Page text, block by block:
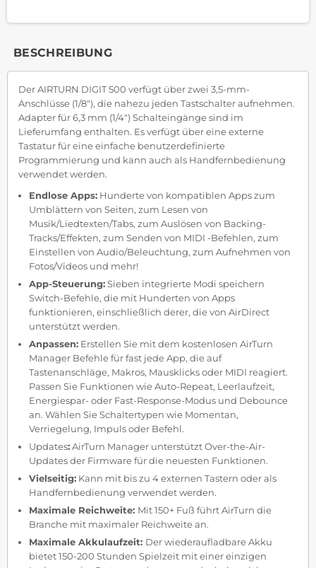
BESCHREIBUNG
Der AIRTURN DIGIT 500 verfügt über zwei 3,5-mm-
Anschlüsse (1/8"), die nahezu jeden Tastschalter aufnehmen.
Adapter für 6,3 mm (1/4") Schalteingänge sind im
Lieferumfang enthalten. Es verfügt über eine externe
Tastatur für eine einfache benutzerdefinierte
Programmierung und kann auch als Handfernbedienung
verwendet werden.
Endlose Apps: Hunderte von kompatiblen Apps zum
Umblättern von Seiten, zum Lesen von
Musik/Liedtexten/Tabs, zum Auslösen von Backing-
Tracks/Effekten, zum Senden von MIDI -Befehlen, zum
Einstellen von Audio/Beleuchtung, zum Aufnehmen von
Fotos/Videos und mehr!
App-Steuerung:Sieben integrierte Modi speichern
Switch-Befehle, die mit Hunderten von Apps
funktionieren, einschließlich derer, die von AirDirect
unterstützt werden.
Anpassen: Erstellen Sie mit dem kostenlosen AirTurn
Manager Befehle für fast jede App, die auf
Tastenanschläge, Makros, Mausklicks oder MIDI reagiert.
Passen Sie Funktionen wie Auto-Repeat, Leerlaufzeit,
Energiespar- oder Fast-Response-Modus und Debounce
an. Wählen Sie Schaltertypen wie Momentan,
Verriegelung, Impuls oder Befehl.
Updates:AirTurn Manager unterstützt Over-the-Air-
Updates der Firmware für die neuesten Funktionen.
Vielseitig: Kann mit bis zu 4 externen Tastern oder als
Handfernbedienung verwendet werden.
Maximale Reichweite: Mit 150+ Fuß führt AirTurn die
Branche mit maximaler Reichweite an.
Maximale Akkulaufzeit: Der wiederaufladbare Akku
bietet 150-200 Stunden Spielzeit mit einer einzigen